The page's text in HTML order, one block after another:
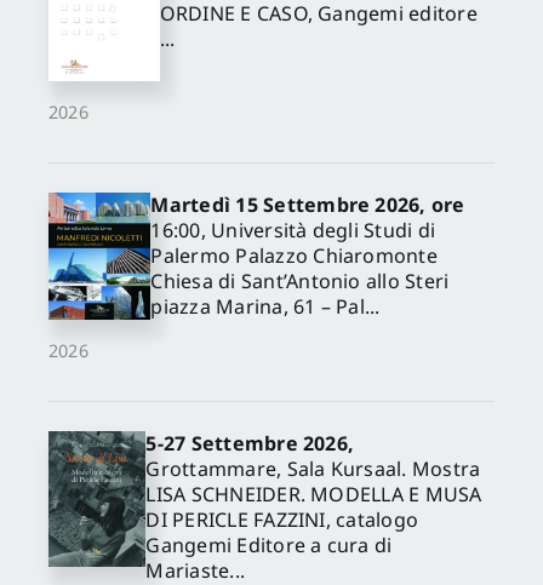
2026
ORDINE E CASO, Gangemi editore
...
2026
Martedì 15 Settembre 2026, ore
16:00, Università degli Studi di
Palermo Palazzo Chiaromonte
Chiesa di Sant’Antonio allo Steri
piazza Marina, 61 – Pal...
5-27 Settembre 2026,
Grottammare, Sala Kursaal. Mostra
LISA SCHNEIDER. MODELLA E MUSA
DI PERICLE FAZZINI, catalogo
Gangemi Editore a cura di
Mariaste...